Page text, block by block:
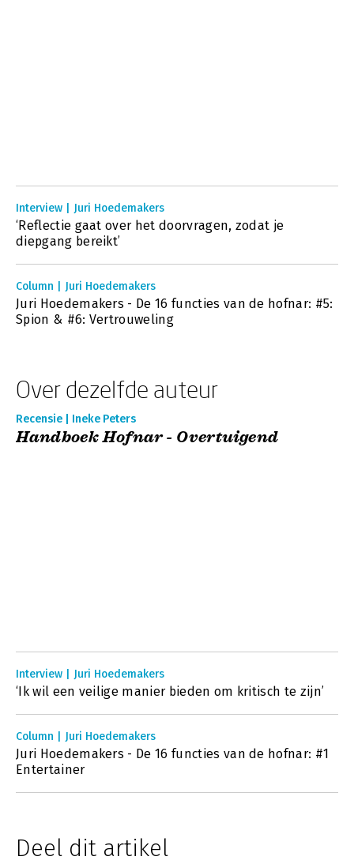
Interview | Juri Hoedemakers
‘Reflectie gaat over het doorvragen, zodat je
diepgang bereikt’
Column | Juri Hoedemakers
Juri Hoedemakers - De 16 functies van de hofnar: #5:
Spion & #6: Vertrouweling
Over dezelfde auteur
Recensie | Ineke Peters
Handboek Hofnar - Overtuigend
Interview | Juri Hoedemakers
‘Ik wil een veilige manier bieden om kritisch te zijn’
Column | Juri Hoedemakers
Juri Hoedemakers - De 16 functies van de hofnar: #1
Entertainer
Deel dit artikel